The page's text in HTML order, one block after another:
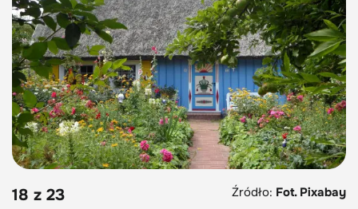
18 z 23 Źródło: Fot. Pixabay